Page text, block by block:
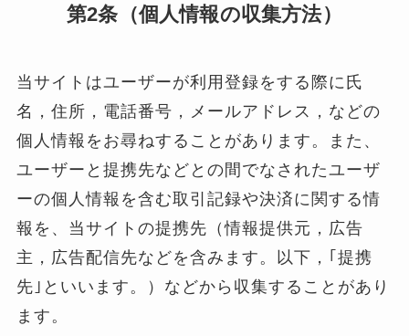
第2条（個人情報の収集方法）
当サイトはユーザーが利用登録をする際に氏
名，住所，電話番号，メールアドレス，などの
個人情報をお尋ねすることがあります。また、
ユーザーと提携先などとの間でなされたユーザ
ーの個人情報を含む取引記録や決済に関する情
報を、当サイトの提携先（情報提供元，広告
主，広告配信先などを含みます。以下，｢提携
先｣といいます。）などから収集することがあり
ます。